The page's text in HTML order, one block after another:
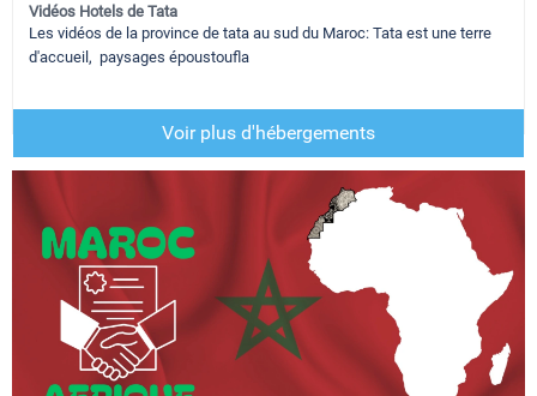
Vidéos Hotels de Tata
Les vidéos de la province de tata au sud du Maroc: Tata est une terre
d'accueil, paysages époustoufla
Voir plus d'hébergements